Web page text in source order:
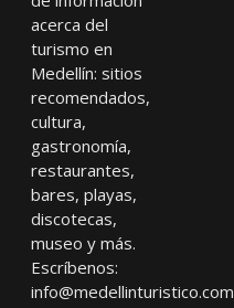
acerca del
turismo en
Medellín: sitios
recomendados,
cultura,
gastronomía,
restaurantes,
bares, playas,
discotecas,
museo y más.
Escríbenos:
info@medellinturistico.com